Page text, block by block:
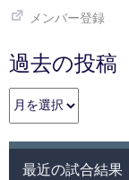
メンバー登録
過去の投稿
過
去
投
最近の試合結果